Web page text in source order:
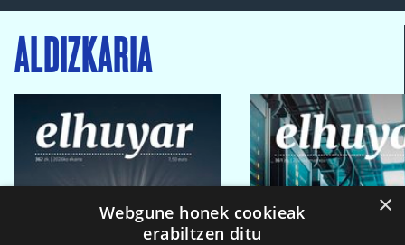
ALDIZKARIA
×
Webgune honek cookieak
erabiltzen ditu